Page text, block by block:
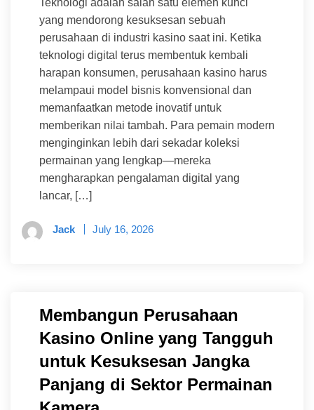
Teknologi adalah salah satu elemen kunci
yang mendorong kesuksesan sebuah
perusahaan di industri kasino saat ini. Ketika
teknologi digital terus membentuk kembali
harapan konsumen, perusahaan kasino harus
melampaui model bisnis konvensional dan
memanfaatkan metode inovatif untuk
memberikan nilai tambah. Para pemain modern
menginginkan lebih dari sekadar koleksi
permainan yang lengkap—mereka
mengharapkan pengalaman digital yang
lancar, […]
Jack July 16, 2026
Membangun Perusahaan
Kasino Online yang Tangguh
untuk Kesuksesan Jangka
Panjang di Sektor Permainan